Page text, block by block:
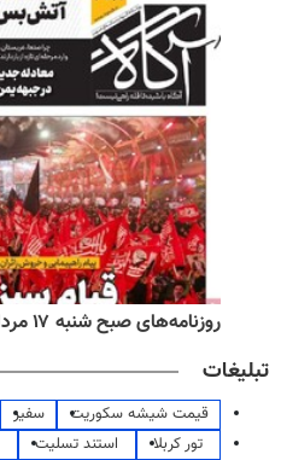
روزنامه‌های صبح شنبه ۱۷ مرداد ۱۴۰۵
تبلیغات
قیمت شیشه سکوریت سفیر
تور کربلا
استند تسلیت